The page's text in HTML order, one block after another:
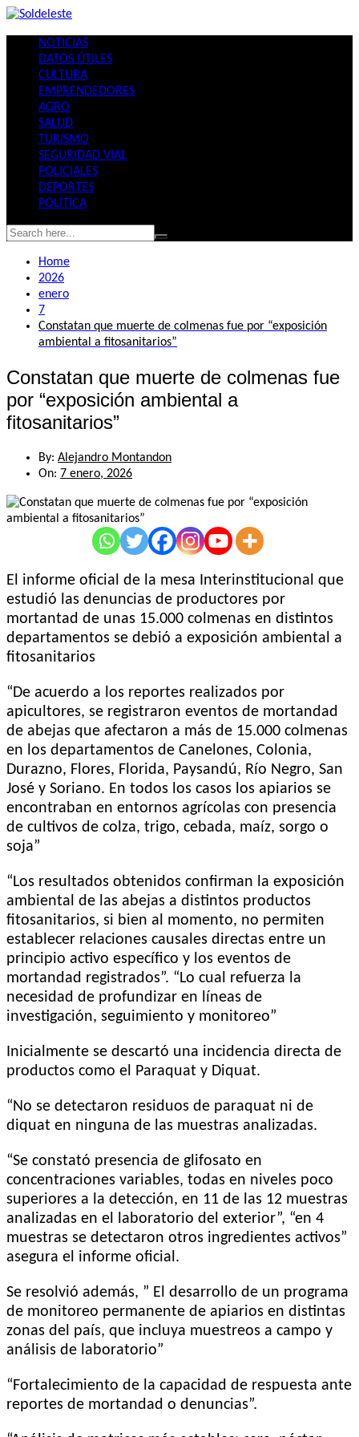
Skip
contentNOTICIAS
DATOS ÚTILES
CULTURA
EMPRENDEDORES
AGRO
SALUD
TURISMO
SEGURIDAD VIAL
POLICIALES
DEPORTES
POLÍTICA
Home
2026
enero
7
Constatan que muerte de colmenas fue por “exposición
ambiental a fitosanitarios”
Constatan que muerte de colmenas fue
por “exposición ambiental a
fitosanitarios”
By: Alejandro Montandon
On: 7 enero, 2026
El informe oficial de la mesa Interinstitucional que
estudió las denuncias de productores por
mortantad de unas 15.000 colmenas en distintos
departamentos se debió a exposición ambiental a
fitosanitarios
“De acuerdo a los reportes realizados por
apicultores, se registraron eventos de mortandad
de abejas que afectaron a más de 15.000 colmenas
en los departamentos de Canelones, Colonia,
Durazno, Flores, Florida, Paysandú, Río Negro, San
José y Soriano. En todos los casos los apiarios se
encontraban en entornos agrícolas con presencia
de cultivos de colza, trigo, cebada, maíz, sorgo o
soja”
“Los resultados obtenidos confirman la exposición
ambiental de las abejas a distintos productos
fitosanitarios, si bien al momento, no permiten
establecer relaciones causales directas entre un
principio activo específico y los eventos de
mortandad registrados”. “Lo cual refuerza la
necesidad de profundizar en líneas de
investigación, seguimiento y monitoreo”
Inicialmente se descartó una incidencia directa de
productos como el Paraquat y Diquat.
“No se detectaron residuos de paraquat ni de
diquat en ninguna de las muestras analizadas.
“Se constató presencia de glifosato en
concentraciones variables, todas en niveles poco
superiores a la detección, en 11 de las 12 muestras
analizadas en el laboratorio del exterior”, “en 4
muestras se detectaron otros ingredientes activos”
asegura el informe oficial.
Se resolvió además, ” El desarrollo de un programa
de monitoreo permanente de apiarios en distintas
zonas del país, que incluya muestreos a campo y
análisis de laboratorio”
“Fortalecimiento de la capacidad de respuesta ante
reportes de mortandad o denuncias”.